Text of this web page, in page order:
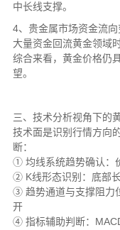
中长线支撑。
4、贵金属市场资金流向
大量资金回流黄金领域
综合来看，黄金价格仍
望。
三、技术分析视角下的
技术面是识别行情方向
断：
① 均线系统趋势确认：
② K线形态识别：底部
③ 趋势通道与支撑阻力
开
④ 指标辅助判断：